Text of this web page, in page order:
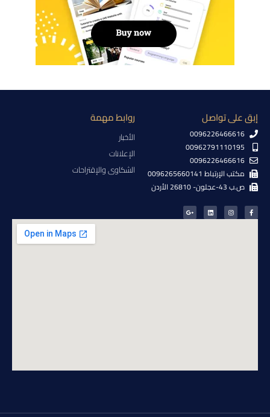
إبق على تواصل
0096226466616
00962791110195
0096226466616
مكتب الإرتباط 0096265660141
ص.ب 43-عجلون- 26810 الأردن
روابط مهمة
الأخبار
الإعلانات
الشكاوى والإقتراحات